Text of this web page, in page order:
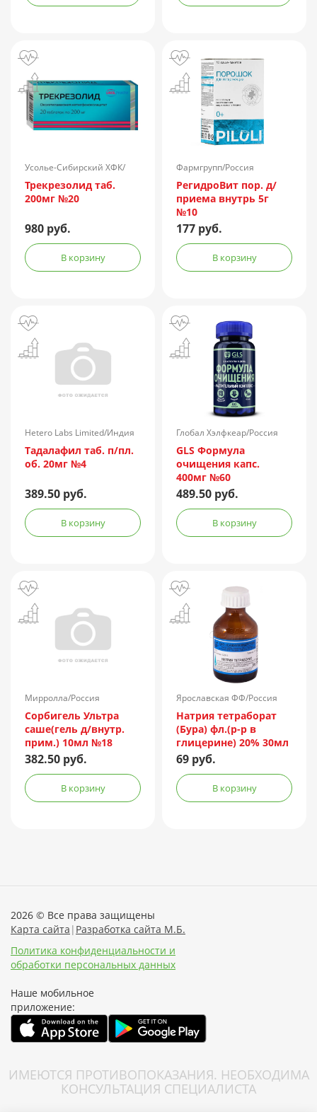
Усолье-Сибирский ХФК/
Россия
Трекрезолид таб.
200мг №20
980 руб.
В корзину
Фармгрупп/Россия
РегидроВит пор. д/
приема внутрь 5г
№10
177 руб.
В корзину
Hetero Labs Limited/Индия
Тадалафил таб. п/пл.
об. 20мг №4
389.50 руб.
В корзину
Глобал Хэлфкеар/Россия
GLS Формула
очищения капс.
400мг №60
489.50 руб.
В корзину
Мирролла/Россия
Сорбигель Ультра
саше(гель д/внутр.
прим.) 10мл №18
382.50 руб.
В корзину
Ярославская ФФ/Россия
Натрия тетраборат
(Бура) фл.(р-р в
глицерине) 20% 30мл
69 руб.
В корзину
2026 © Все права защищены
Карта сайта | Разработка сайта М.Б.
Политика конфиденциальности и
обработки персональных данных
Наше мобильное
приложение:
ИМЕЮТСЯ ПРОТИВОПОКАЗАНИЯ. НЕОБХОДИМА
КОНСУЛЬТАЦИЯ СПЕЦИАЛИСТА